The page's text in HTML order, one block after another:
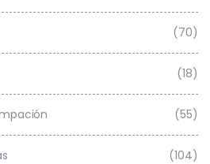
(70)
(18)
(55)
(104)